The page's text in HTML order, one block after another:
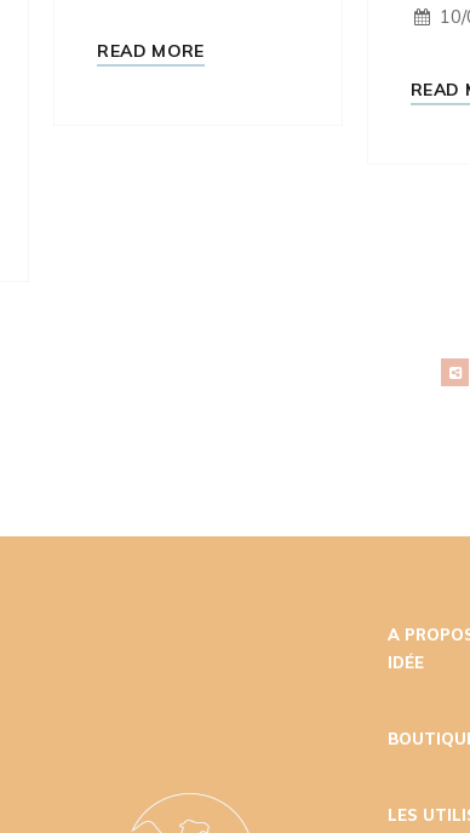
READ MORE
READ
A
IDÉE
LES